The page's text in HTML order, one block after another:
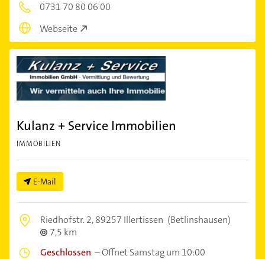
0731 70 80 06 00
Webseite
Kulanz + Service Immobilien
IMMOBILIEN
E-Mail
Riedhofstr. 2,89257 Illertissen (Betlinshausen)
7,5 km
Geschlossen –Öffnet Samstag um 10:00